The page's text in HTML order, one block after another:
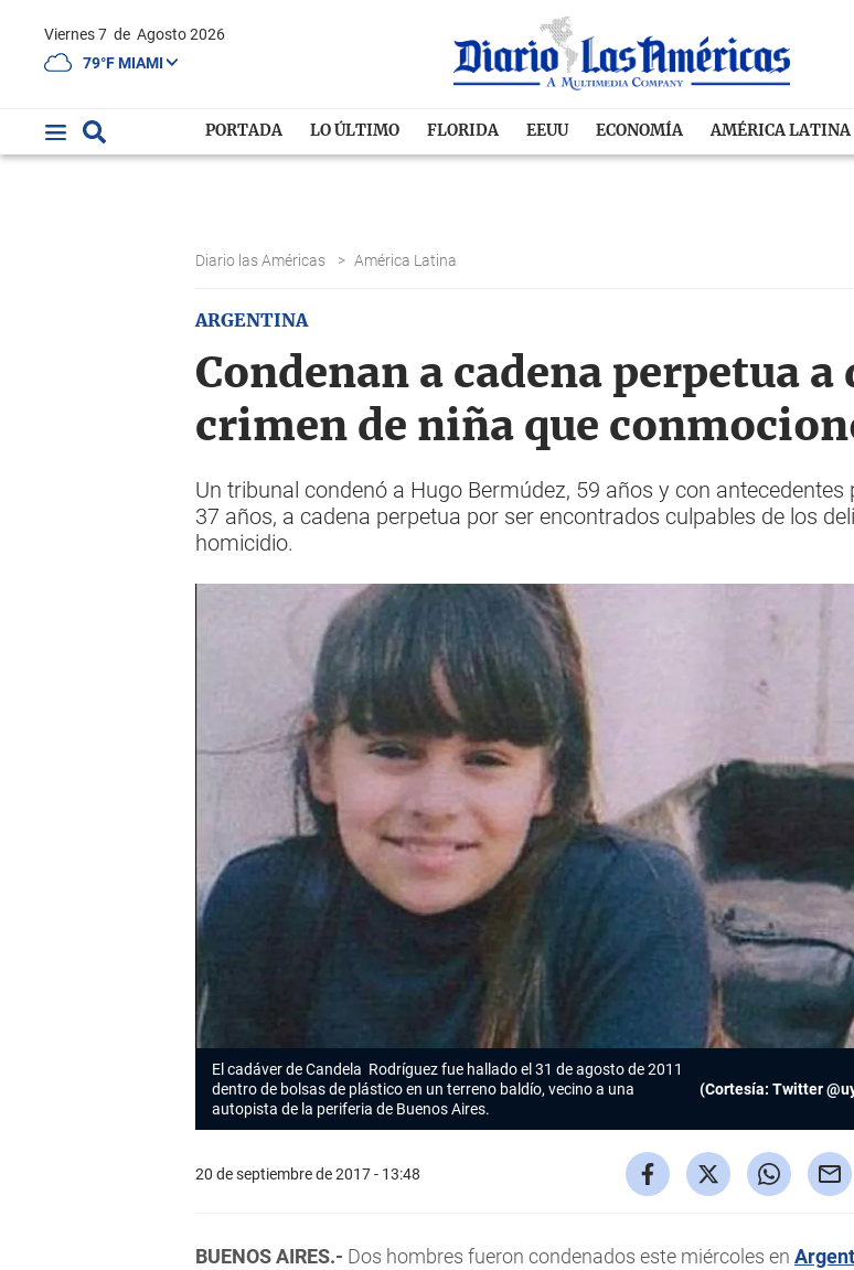
Viernes 7 de Agosto 2026
79°F MIAMI
PORTADA LO ÚLTIMO FLORIDA EEUU ECONOMÍA AMÉRICA LATINA
Diario las Américas > América Latina
ARGENTINA
Condenan a cadena perpetua
crimen de niña que
Un tribunal condenó a Hugo Bermúdez, 59 años y con
37 años, a cadena perpetua por ser encontrados culpables de los
homicidio.
El cadáver de Candela Rodríguez fue hallado el 31 de agosto de 2011
dentro de bolsas de plástico en un terreno baldío, vecino a una
autopista de la periferia de Buenos Aires.
(Cortesía: Twitter
20 de septiembre de 2017 - 13:48
BUENOS AIRES.- Dos hombres fueron condenados este miércoles en